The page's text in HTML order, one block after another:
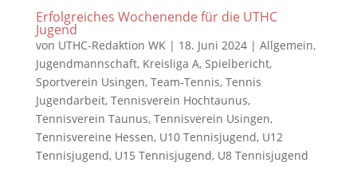
Erfolgreiches Wochenende für die UTHC
Jugend
von UTHC-Redaktion WK| 18. Juni 2024| Allgemein,
Jugendmannschaft, Kreisliga A, Spielbericht,
Sportverein Usingen, Team-Tennis, Tennis
Jugendarbeit, Tennisverein Hochtaunus,
Tennisverein Taunus, Tennisverein Usingen,
Tennisvereine Hessen, U10 Tennisjugend, U12
Tennisjugend, U15 Tennisjugend, U8 Tennisjugend